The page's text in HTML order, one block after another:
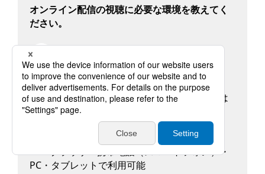
オンライン配信の視聴に必要な環境を教えてく
ださい。
オンライン配信は「evenhub」にて行います。
オンライン配信プラットフォームの推奨環境は
下記となります。
Webブラウザ・携帯電話（スマートフォン）・
PC・タブレットで利用可能